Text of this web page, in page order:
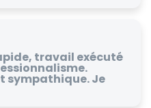
travail exécuté
sympathique. Je